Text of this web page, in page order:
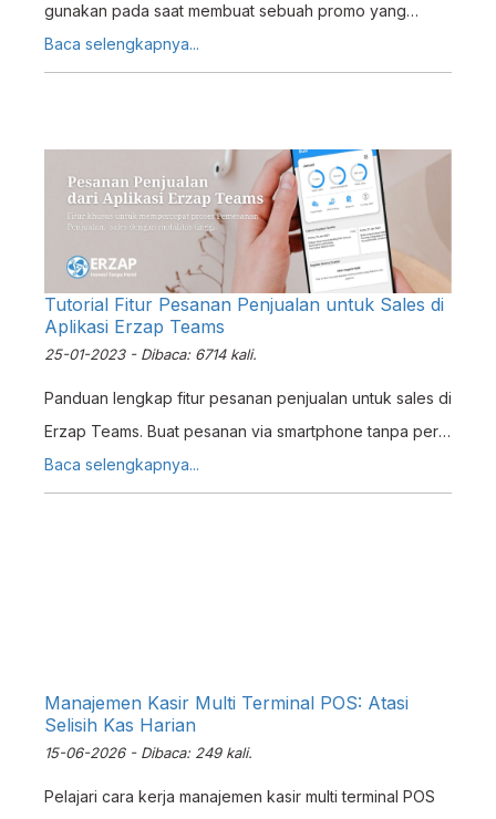
gunakan pada saat membuat sebuah promo yang
dapat di isi pada saat pembuatan invoice / faktur
penjualan.
Baca selengkapnya...
Tutorial Fitur Pesanan Penjualan untuk Sales di
Aplikasi Erzap Teams
25-01-2023 - Dibaca: 6714 kali.
Panduan lengkap fitur pesanan penjualan untuk sales di
Erzap Teams. Buat pesanan via smartphone tanpa perlu
back office dengan mudah dan cepat.
Baca selengkapnya...
Manajemen Kasir Multi Terminal POS: Atasi
Selisih Kas Harian
15-06-2026 - Dibaca: 249 kali.
Pelajari cara kerja manajemen kasir multi terminal POS